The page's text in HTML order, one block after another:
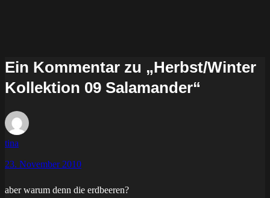
Ein Kommentar zu „Herbst/Winter
Kollektion 09 Salamander“
tina
23. November 2010
aber warum denn die erdbeeren?